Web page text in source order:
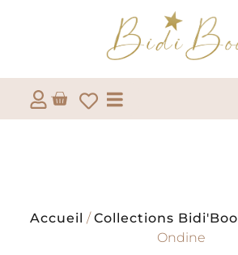
Accueil /Collections Bidi'Boo
Ondine